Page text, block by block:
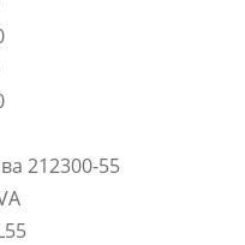
212300-55